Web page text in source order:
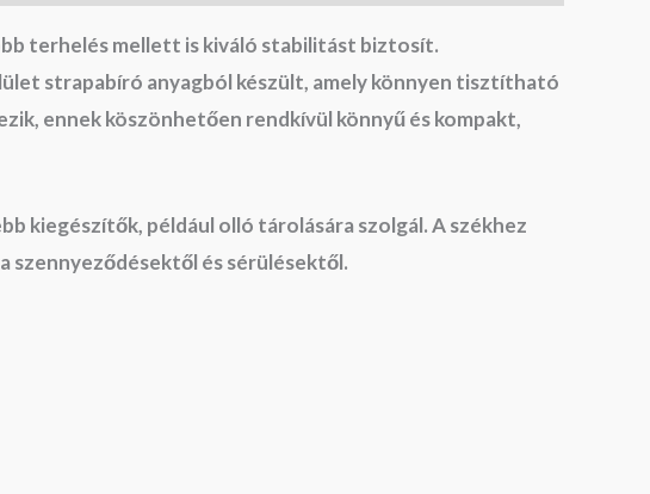
terhelés mellett is kiváló stabilitást biztosít.
strapabíró anyagból készült, amely könnyen tisztítható
ennek köszönhetően rendkívül könnyű és kompakt,
kiegészítők, például olló tárolására szolgál. A székhez
szennyeződésektől és sérülésektől.